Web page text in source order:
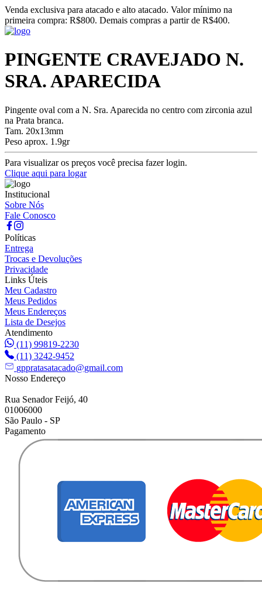
Venda exclusiva para atacado e alto atacado. Valor mínimo na
primeira compra: R$800. Demais compras a partir de R$400.
PINGENTE CRAVEJADO N.
SRA. APARECIDA
Pingente oval com a N. Sra. Aparecida no centro com zirconia azul
na Prata branca.
Tam. 20x13mm
Peso aprox. 1.9gr
Para visualizar os preços você precisa fazer login.
Clique aqui para logar
Institucional
Sobre Nós
Fale Conosco
Políticas
Entrega
Trocas e Devoluções
Privacidade
Links Úteis
Meu Cadastro
Meus Pedidos
Meus Endereços
Lista de Desejos
Atendimento
(11) 99819-2230
(11) 3242-9452
gppratasatacado@gmail.com
Nosso Endereço
Rua Senador Feijó, 40
01006000
São Paulo - SP
Pagamento